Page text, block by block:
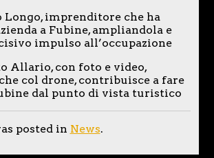
Longo, imprenditore che ha
a Fubine, ampliandola e
impulso all’occupazione
Allario, con foto e video,
col drone, contribuisce a fare
dal punto di vista turistico
posted in News.